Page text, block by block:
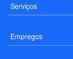
Serviços
Empregos